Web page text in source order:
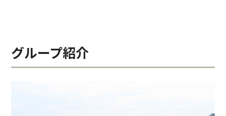
グループ紹介